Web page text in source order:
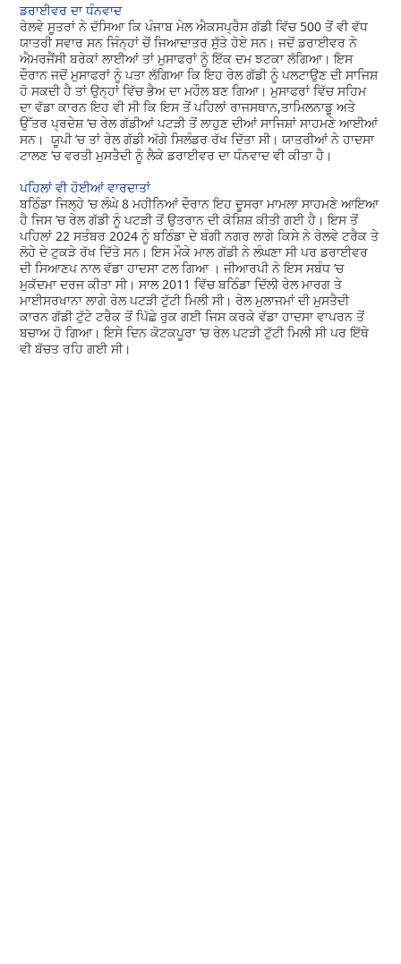
ਡਰਾਈਵਰ ਦਾ ਧੰਨਵਾਦ
ਰੇਲਵੇ ਸੂਤਰਾਂ ਨੇ ਦੱਸਿਆ ਕਿ ਪੰਜਾਬ ਮੇਲ ਐਕਸਪ੍ਰੈਸ ਗੱਡੀ ਵਿੱਚ 500 ਤੋਂ ਵੀ ਵੱਧ
ਯਾਤਰੀ ਸਵਾਰ ਸਨ ਜਿੰਨ੍ਹਾਂ ਚੋਂ ਜਿਆਦਾਤਰ ਸੁੱਤੇ ਹੋਏ ਸਨ। ਜਦੋਂ ਡਰਾਈਵਰ ਨੇ
ਐਮਰਜੈਂਸੀ ਬਰੇਕਾਂ ਲਾਈਆਂ ਤਾਂ ਮੁਸਾਫਰਾਂ ਨੂੰ ਇੱਕ ਦਮ ਝਟਕਾ ਲੱਗਿਆ। ਇਸ
ਦੌਰਾਨ ਜਦੋਂ ਮੁਸਾਫਰਾਂ ਨੂੰ ਪਤਾ ਲੱਗਿਆ ਕਿ ਇਹ ਰੇਲ ਗੱਡੀ ਨੂੰ ਪਲਟਾਉਣ ਦੀ ਸਾਜਿਸ਼
ਹੋ ਸਕਦੀ ਹੈ ਤਾਂ ਉਨ੍ਹਾਂ ਵਿੱਚ ਭੈਅ ਦਾ ਮਹੌਲ ਬਣ ਗਿਆ। ਮੁਸਾਫਰਾਂ ਵਿੱਚ ਸਹਿਮ
ਦਾ ਵੱਡਾ ਕਾਰਨ ਇਹ ਵੀ ਸੀ ਕਿ ਇਸ ਤੋਂ ਪਹਿਲਾਂ ਰਾਜਸਥਾਨ,ਤਾਮਿਲਨਾਡੂ ਅਤੇ
ਉੱਤਰ ਪ੍ਰਦੇਸ਼ ’ਚ ਰੇਲ ਗੱਡੀਆਂ ਪਟੜੀ ਤੋਂ ਲਾਹੁਣ ਦੀਆਂ ਸਾਜਿਸ਼ਾਂ ਸਾਹਮਣੇ ਆਈਆਂ
ਸਨ। ਯੂਪੀ ’ਚ ਤਾਂ ਰੇਲ ਗੱਡੀ ਅੱਗੇ ਸਿਲੰਡਰ ਰੱਖ ਦਿੱਤਾ ਸੀ। ਯਾਤਰੀਆਂ ਨੇ ਹਾਦਸਾ
ਟਾਲਣ ’ਚ ਵਰਤੀ ਮੁਸਤੈਦੀ ਨੂੰ ਲੈਕੇ ਡਰਾਈਵਰ ਦਾ ਧੰਨਵਾਦ ਵੀ ਕੀਤਾ ਹੈ।
ਪਹਿਲਾਂ ਵੀ ਹੋਈਆਂ ਵਾਰਦਾਤਾਂ
ਬਠਿੰਡਾ ਜਿਲ੍ਹੇ ’ਚ ਲੰਘੇ 8 ਮਹੀਨਿਆਂ ਦੌਰਾਨ ਇਹ ਦੂਸਰਾ ਮਾਮਲਾ ਸਾਹਮਣੇ ਆਇਆ
ਹੈ ਜਿਸ ’ਚ ਰੇਲ ਗੱਡੀ ਨੂੰ ਪਟੜੀ ਤੋਂ ਉਤਰਾਨ ਦੀ ਕੋਸ਼ਿਸ਼ ਕੀਤੀ ਗਈ ਹੈ। ਇਸ ਤੋਂ
ਪਹਿਲਾਂ 22 ਸਤੰਬਰ 2024 ਨੂੰ ਬਠਿੰਡਾ ਦੇ ਬੰਗੀ ਨਗਰ ਲਾਗੇ ਕਿਸੇ ਨੇ ਰੇਲਵੇ ਟਰੈਕ ਤੇ
ਲੋਹੇ ਦੇ ਟੁਕੜੇ ਰੱਖ ਦਿੱਤੇ ਸਨ। ਇਸ ਮੌਕੇ ਮਾਲ ਗੱਡੀ ਨੇ ਲੰਘਣਾ ਸੀ ਪਰ ਡਰਾਈਵਰ
ਦੀ ਸਿਆਣਪ ਨਾਲ ਵੱਡਾ ਹਾਦਸਾ ਟਲ ਗਿਆ । ਜੀਆਰਪੀ ਨੇ ਇਸ ਸਬੰਧ ’ਚ
ਮੁਕੱਦਮਾ ਦਰਜ ਕੀਤਾ ਸੀ। ਸਾਲ 2011 ਵਿੱਚ ਬਠਿੰਡਾ ਦਿੱਲੀ ਰੇਲ ਮਾਰਗ ਤੇ
ਮਾਈਸਰਖਾਨਾ ਲਾਗੇ ਰੇਲ ਪਟੜੀ ਟੁੱਟੀ ਮਿਲੀ ਸੀ। ਰੇਲ ਮੁਲਾਜਮਾਂ ਦੀ ਮੁਸਤੈਦੀ
ਕਾਰਨ ਗੱਡੀ ਟੁੱਟੇ ਟਰੈਕ ਤੋਂ ਪਿੱਛੇ ਰੁਕ ਗਈ ਜਿਸ ਕਰਕੇ ਵੱਡਾ ਹਾਦਸਾ ਵਾਪਰਨ ਤੋਂ
ਬਚਾਅ ਹੋ ਗਿਆ। ਇਸੇ ਦਿਨ ਕੋਟਕਪੂਰਾ ’ਚ ਰੇਲ ਪਟੜੀ ਟੁੱਟੀ ਮਿਲੀ ਸੀ ਪਰ ਇੱਥੇ
ਵੀ ਬੱਚਤ ਰਹਿ ਗਈ ਸੀ।